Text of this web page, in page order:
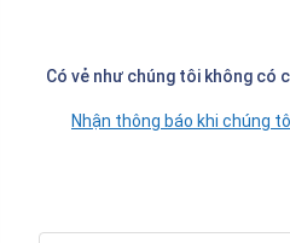
Có vẻ như chúng tôi không có
Nhận thông báo khi chúng